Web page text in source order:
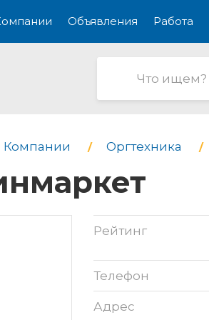
Объявления Работа
Компании Оргтехника
Рейтинг
Телефон
Адрес